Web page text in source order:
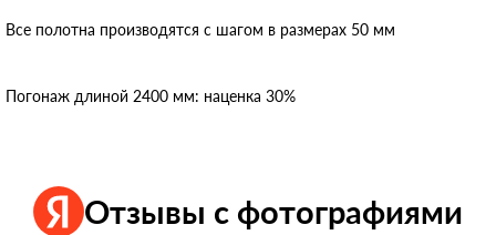
Все полотна производятся с шагом в размерах 50 мм
Погонаж длиной 2400 мм: наценка 30%
Отзывы с фотографиями